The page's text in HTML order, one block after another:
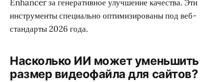
Enhancer за генеративное улучшение качества. Эти
инструменты специально оптимизированы под веб-
стандарты 2026 года.
Насколько ИИ может уменьшить
размер видеофайла для сайтов?